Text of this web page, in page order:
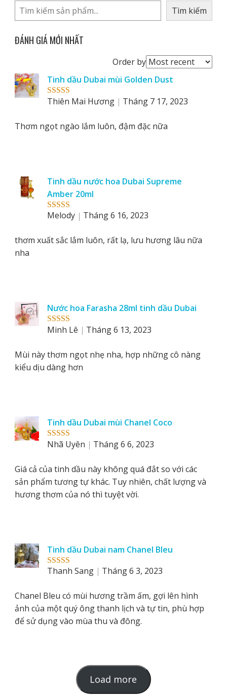
Tìm kiếm
ĐÁNH GIÁ MỚI NHẤT
Order byOrder
by
Rated5 out
Tinh dầu Dubai mùi Golden Dust
Thiên Mai Hương
Tháng 7 17, 2023
Thơm ngọt ngào lắm luôn, đậm đặc nữa
Rated5out
Tinh dầu nước hoa Dubai Supreme
Amber 20ml
Melody
Tháng 6 16, 2023
thơm xuất sắc lắm luôn, rất lạ, lưu hương lâu nữa
nha
Rated 5out
Nước hoa Farasha 28ml tinh dầu Dubai
Minh Lê
Tháng 6 13, 2023
Mùi này thơm ngọt nhẹ nha, hợp những cô nàng
kiểu dịu dàng hơn
Rated5out
Tinh dầu Dubai mùi Chanel Coco
Nhã Uyên
Tháng 6 6, 2023
Giá cả của tinh dầu này không quá đắt so với các
sản phẩm tương tự khác. Tuy nhiên, chất lượng và
hương thơm của nó thì tuyệt vời.
Rated5out
Tinh dầu Dubai nam Chanel Bleu
Thanh Sang
Tháng 6 3, 2023
Chanel Bleu có mùi hương trầm ấm, gợi lên hình
ảnh của một quý ông thanh lịch và tự tin, phù hợp
để sử dụng vào mùa thu và đông.
Load more
o